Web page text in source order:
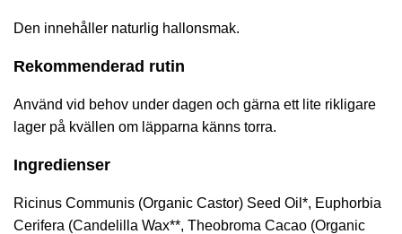
Den innehåller naturlig hallonsmak.
Rekommenderad rutin
Använd vid behov under dagen och gärna ett lite rikligare
lager på kvällen om läpparna känns torra.
Ingredienser
Ricinus Communis (Organic Castor) Seed Oil*, Euphorbia
Cerifera (Candelilla Wax**, Theobroma Cacao (Organic